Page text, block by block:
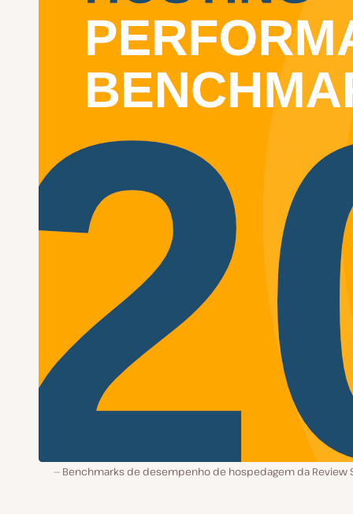
Benchmarks de desempenho de hospedagem da Review